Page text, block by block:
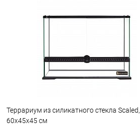
Террариум из силикатного стекла Scaled,
60х45х45 см